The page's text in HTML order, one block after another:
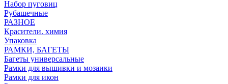
Набор пуговиц
Рубашечные
РАЗНОЕ
Красители. химия
Упаковка
РАМКИ, БАГЕТЫ
Багеты универсальные
Рамки для вышивки и мозаики
Рамки для икон